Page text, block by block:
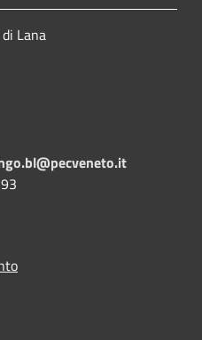
Lana